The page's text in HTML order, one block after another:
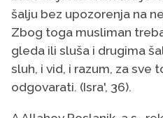
šalju bez upozorenja na
Zbog toga musliman
gleda ili sluša i drugima
sluh, i vid, i razum, za sve
odgovarati. (Isra', 36).